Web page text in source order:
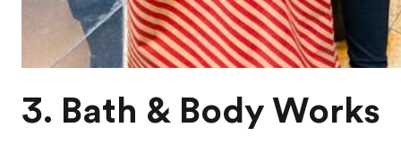
3. Bath & Body Works